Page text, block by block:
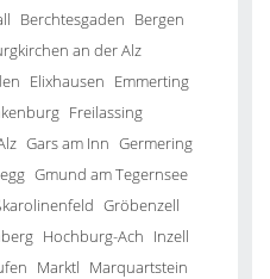
Berchtesgaden Bergen
an der Alz
Elixhausen Emmerting
Freilassing
Gars am Inn Germering
Gmund am Tegernsee
Gröbenzell
Hochburg-Ach Inzell
Marktl Marquartstein